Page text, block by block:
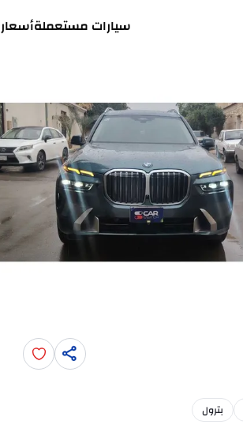
سيارات مستعملة
بترول